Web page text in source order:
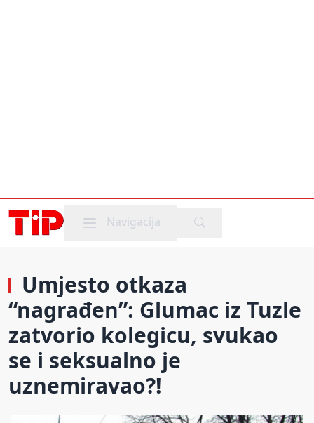
Mobile menu
Navigacija
Umjesto otkaza
“nagrađen”: Glumac iz Tuzle
zatvorio kolegicu, svukao
se i seksualno je
uznemiravao?!